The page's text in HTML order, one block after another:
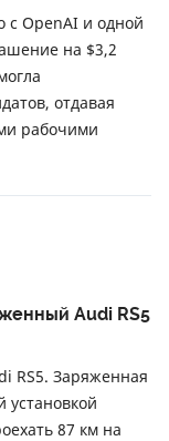
OpenAI и одной
на $3,2
отдавая
рабочими
Audi RS5
RS5. Заряженная
установкой
87 км на